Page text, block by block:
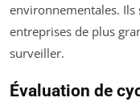
environnementales.
entreprises de plus
surveiller.
Évaluation de